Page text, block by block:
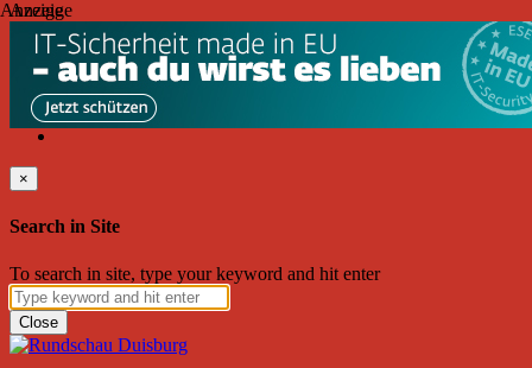
Freitag, August 07, 2026
Friend on Facebook
Subscribe to RSS
Search
×
Search in Site
To search in site, type your keyword and hit enter
Close
Anzeige
Anzeige